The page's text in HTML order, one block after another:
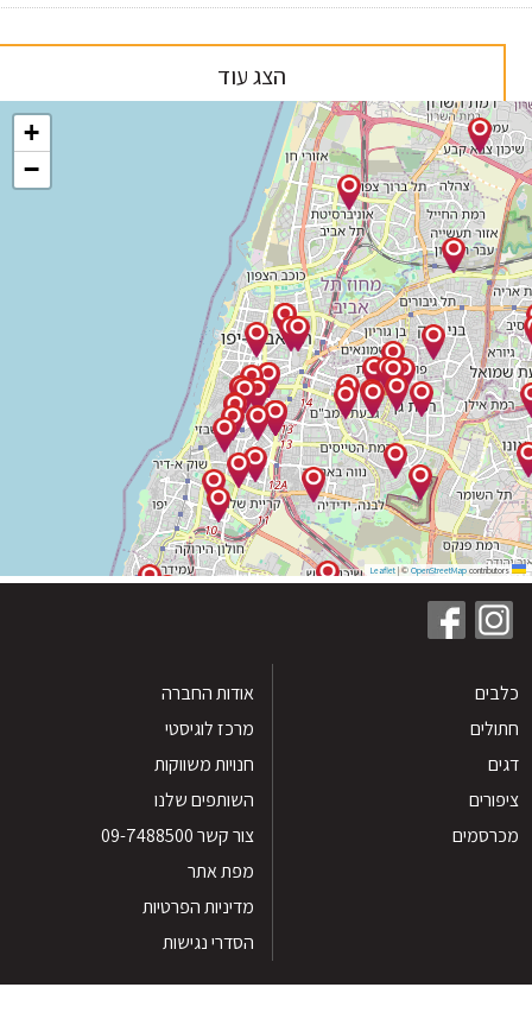
הצג עוד
|©OpenStreetMap
אודות החברה
מרכז לוגיסטי
חנויות משווקות
השותפים שלנו
צור קשר 09-7488500
מפת אתר
מדיניות הפרטיות
הסדרי נגישות